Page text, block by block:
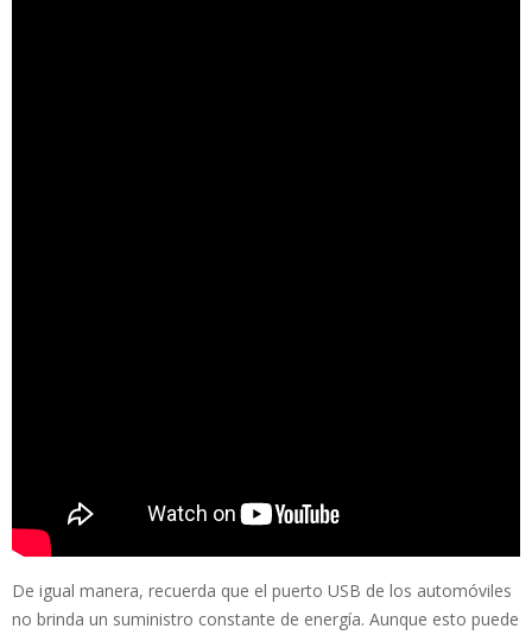
De igual manera, recuerda que el puerto USB de los automóviles
no brinda un suministro constante de energía. Aunque esto puede